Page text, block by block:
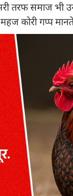
तरफ समाज
कोरी गप्प